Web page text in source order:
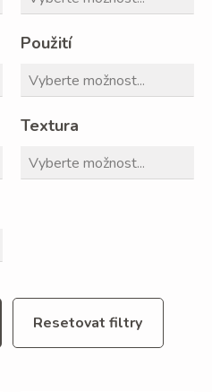
Použití
Textura
Resetovat filtry